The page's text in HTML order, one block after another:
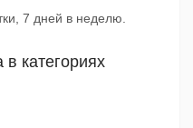
7 дней в неделю.
категориях